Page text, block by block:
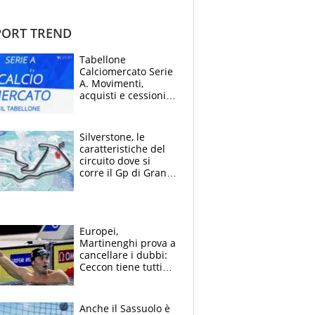
TREND
Tabellone
Calciomercato Serie
A. Movimenti,
acquisti e cessioni:
Silverstone, le
caratteristiche del
circuito dove si
corre il Gp di Gran
Europei,
Martinenghi prova a
cancellare i dubbi:
Ceccon tiene tutti
Curtis
Anche il Sassuolo è